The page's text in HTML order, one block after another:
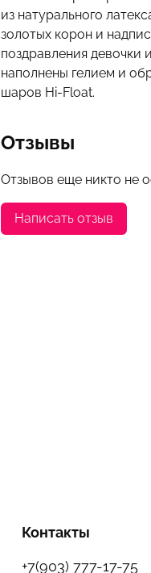
из натурального
золотых корон и
поздравления девочки
наполнены гелием и
шаров Hi-Float.
Отзывы
Отзывов еще никто не
Написать отзыв
Контакты
+7(903) 777-17-75